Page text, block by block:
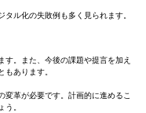
タル化の失敗例も多く見られます。
す。また、今後の課題や提言を加え
もあります。
変革が必要です。計画的に進めるこ
う。